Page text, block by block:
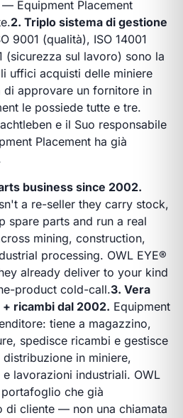
Equipment Placement
2. Triplo sistema di gestione
9001 (qualità), ISO 14001
(sicurezza sul lavoro) sono la
uffici acquisti delle miniere
di approvare un fornitore in
le possiede tutte e tre.
e il Suo responsabile
Placement ha già
business since 2002.
a re-seller they carry stock,
spare parts and run a real
mining, construction,
processing. OWL EYE®
already deliver to your kind
product cold-call.3. Vera
ricambi dal 2002. Equipment
tiene a magazzino,
spedisce ricambi e gestisce
in miniere,
lavorazioni industriali. OWL
che già
di cliente — non una chiamata